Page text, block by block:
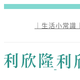
｜生活小常識